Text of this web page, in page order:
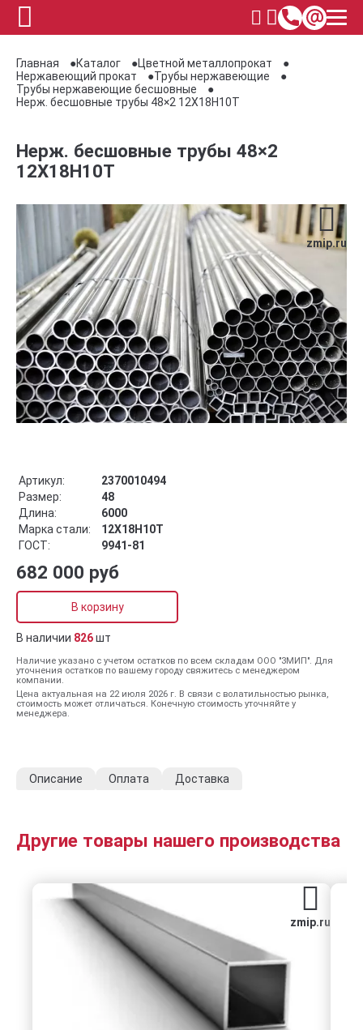
Главная Каталог
Цветной металлопрокат
Нержавеющий прокат
Трубы нержавеющие
Трубы нержавеющие бесшовные
Нерж. бесшовные трубы 48×2 12Х18Н10Т
Нерж. бесшовные трубы 48×2
12Х18Н10Т
zmip.ru
Артикул:
2370010494
Размер:
48
Длина:
6000
Марка стали:
12Х18Н10Т
ГОСТ:
9941-81
682 000 руб
В корзину
В наличии 826шт
Наличие указано с учетом остатков по всем складам ООО "ЗМИП". Для
уточнения остатков по вашему городу свяжитесь с менеджером
компании.
Цена актуальная на 22 июля 2026 г. В связи с волатильностью рынка,
стоимость может отличаться. Конечную стоимость уточняйте у
менеджера.
Описание Оплата Доставка
Другие товары нашего производства
zmip.ru